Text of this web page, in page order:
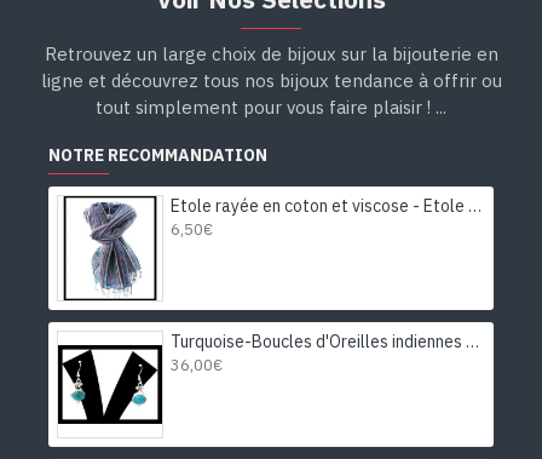
Retrouvez un large choix de bijoux sur la bijouterie en
ligne et découvrez tous nos bijoux tendance à offrir ou
tout simplement pour vous faire plaisir ! ...
NOTRE RECOMMANDATION
Etole rayée en coton et viscose - Etole indienne
6,50€
Turquoise-Boucles d'Oreilles indiennes Turquoise-Bijoux Inde
36,00€